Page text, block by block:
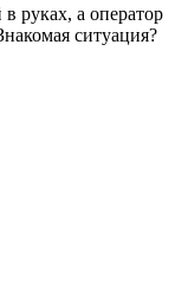
руках, а оператор
ситуация?